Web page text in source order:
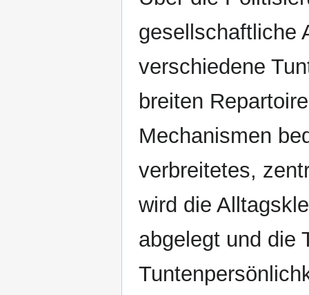
gesellschaftliche
verschiedene
breiten
Mechanismen
verbreitetes,
wird die
abgelegt und die